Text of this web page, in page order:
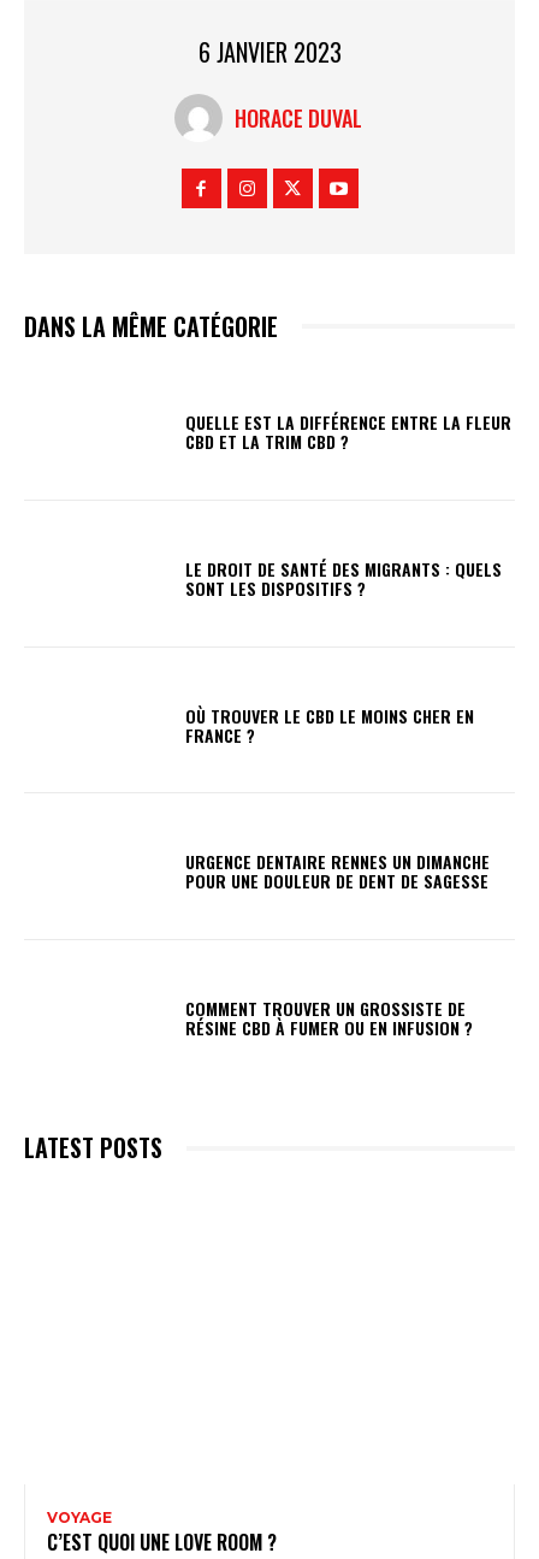
6 JANVIER 2023
HORACE DUVAL
DANS LA MÊME CATÉGORIE
QUELLE EST LA DIFFÉRENCE ENTRE LA FLEUR
CBD ET LA TRIM CBD ?
LE DROIT DE SANTÉ DES MIGRANTS : QUELS
SONT LES DISPOSITIFS ?
OÙ TROUVER LE CBD LE MOINS CHER EN
FRANCE ?
URGENCE DENTAIRE RENNES UN DIMANCHE
POUR UNE DOULEUR DE DENT DE SAGESSE
COMMENT TROUVER UN GROSSISTE DE
RÉSINE CBD À FUMER OU EN INFUSION ?
LATEST POSTS
VOYAGE
C’EST QUOI UNE LOVE ROOM ?